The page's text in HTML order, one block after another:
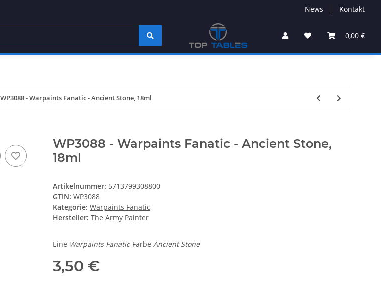
News Kontakt
0,00 €
WP3088 - Warpaints Fanatic - Ancient Stone, 18ml
WP3088 - Warpaints Fanatic - Ancient Stone,
18ml
Artikelnummer: 5713799308800
GTIN: WP3088
Kategorie: Warpaints Fanatic
Hersteller: The Army Painter
Eine Warpaints Fanatic-Farbe Ancient Stone
3,50 €